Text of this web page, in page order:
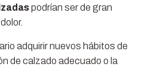
podrían ser de gran
adquirir nuevos hábitos de
de calzado adecuado o la